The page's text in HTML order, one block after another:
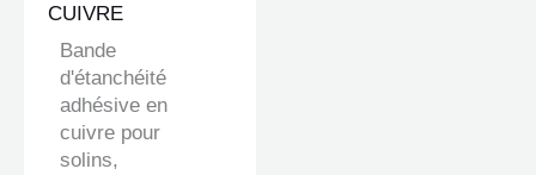
CUIVRE
Bande
d'étanchéité
adhésive en
cuivre pour
solins,